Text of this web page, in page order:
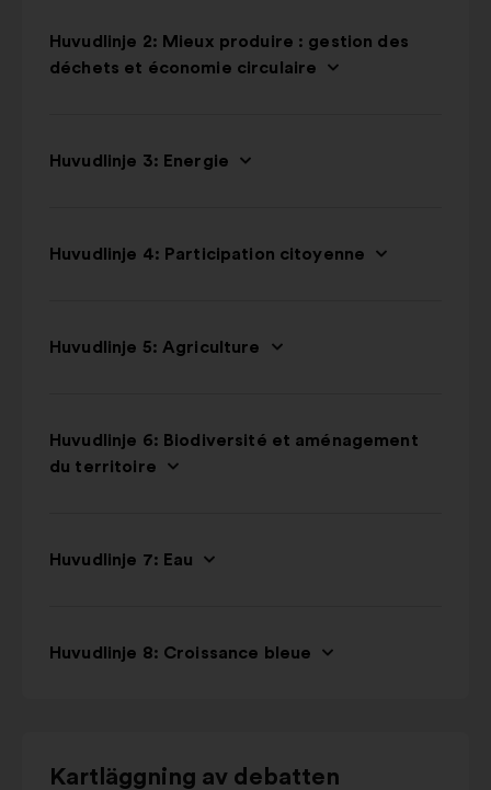
Huvudlinje 2: Mieux produire : gestion des
déchets et économie circulaire
Huvudlinje 3: Energie
Huvudlinje 4: Participation citoyenne
Huvudlinje 5: Agriculture
Huvudlinje 6: Biodiversité et aménagement
du territoire
Huvudlinje 7: Eau
Huvudlinje 8: Croissance bleue
Kartläggning av debatten
Använd